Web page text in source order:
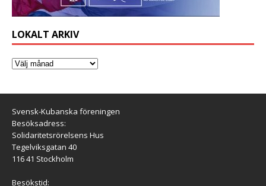
LOKALT ARKIV
Svensk-Kubanska föreningen
Besöksadress:
Solidaritetsrörelsens Hus
Tegelviksgatan 40
116 41 Stockholm
Besökstid: